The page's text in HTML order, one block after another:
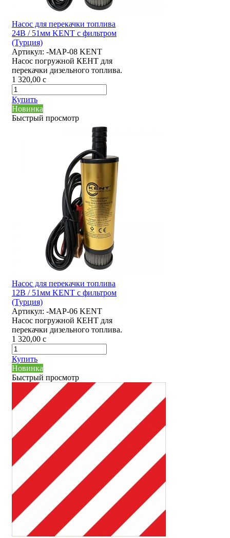
Насос для перекачки топлива
24В / 51мм KENT с фильтром
(Турция)
Артикул: -MAP-08 KENT
Насос погружной КЕНТ для
перекачки дизельного топлива.
1 320,00 c
Купить
Новинка
Быстрый просмотр
Насос для перекачки топлива
12В / 51мм KENT с фильтром
(Турция)
Артикул: -MAP-06 KENT
Насос погружной КЕНТ для
перекачки дизельного топлива.
1 320,00 c
Купить
Новинка
Быстрый просмотр